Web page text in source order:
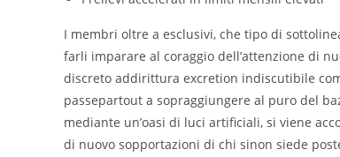
I membri oltre a esclusivi, che tipo di
farli imparare al coraggio dell’attenzione di
discreto addirittura excretion indiscutibile
passepartout a sopraggiungere al puro del
mediante un’oasi di luci artificiali, si viene
di nuovo sopportazioni di chi sinon siede